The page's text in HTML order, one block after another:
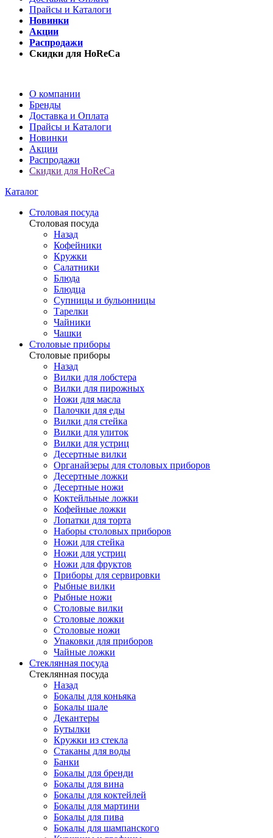
Прайсы и Каталоги
Новинки
Акции
Распродажи
Скидки для HoReCa
О компании
Бренды
Доставка и Оплата
Прайсы и Каталоги
Новинки
Акции
Распродажи
Скидки для HoReCa
Каталог
Столовая посуда
Столовая посуда
Назад
Кофейники
Кружки
Салатники
Блюда
Блюдца
Супницы и бульонницы
Тарелки
Чайники
Чашки
Cтоловые приборы
Cтоловые приборы
Назад
Вилки для лобстера
Вилки для пирожных
Ножи для масла
Палочки для еды
Вилки для стейка
Вилки для улиток
Вилки для устриц
Десертные вилки
Органайзеры для столовых приборов
Десертные ложки
Десертные ножи
Коктейльные ложки
Кофейные ложки
Лопатки для торта
Наборы столовых приборов
Ножи для стейка
Ножи для устриц
Ножи для фруктов
Приборы для сервировки
Рыбные вилки
Рыбные ножи
Столовые вилки
Столовые ложки
Столовые ножи
Упаковки для приборов
Чайные ложки
Стеклянная посуда
Стеклянная посуда
Назад
Бокалы для коньяка
Бокалы шале
Декантеры
Бутылки
Кружки из стекла
Стаканы для воды
Банки
Бокалы для бренди
Бокалы для вина
Бокалы для коктейлей
Бокалы для мартини
Бокалы для пива
Бокалы для шампанского